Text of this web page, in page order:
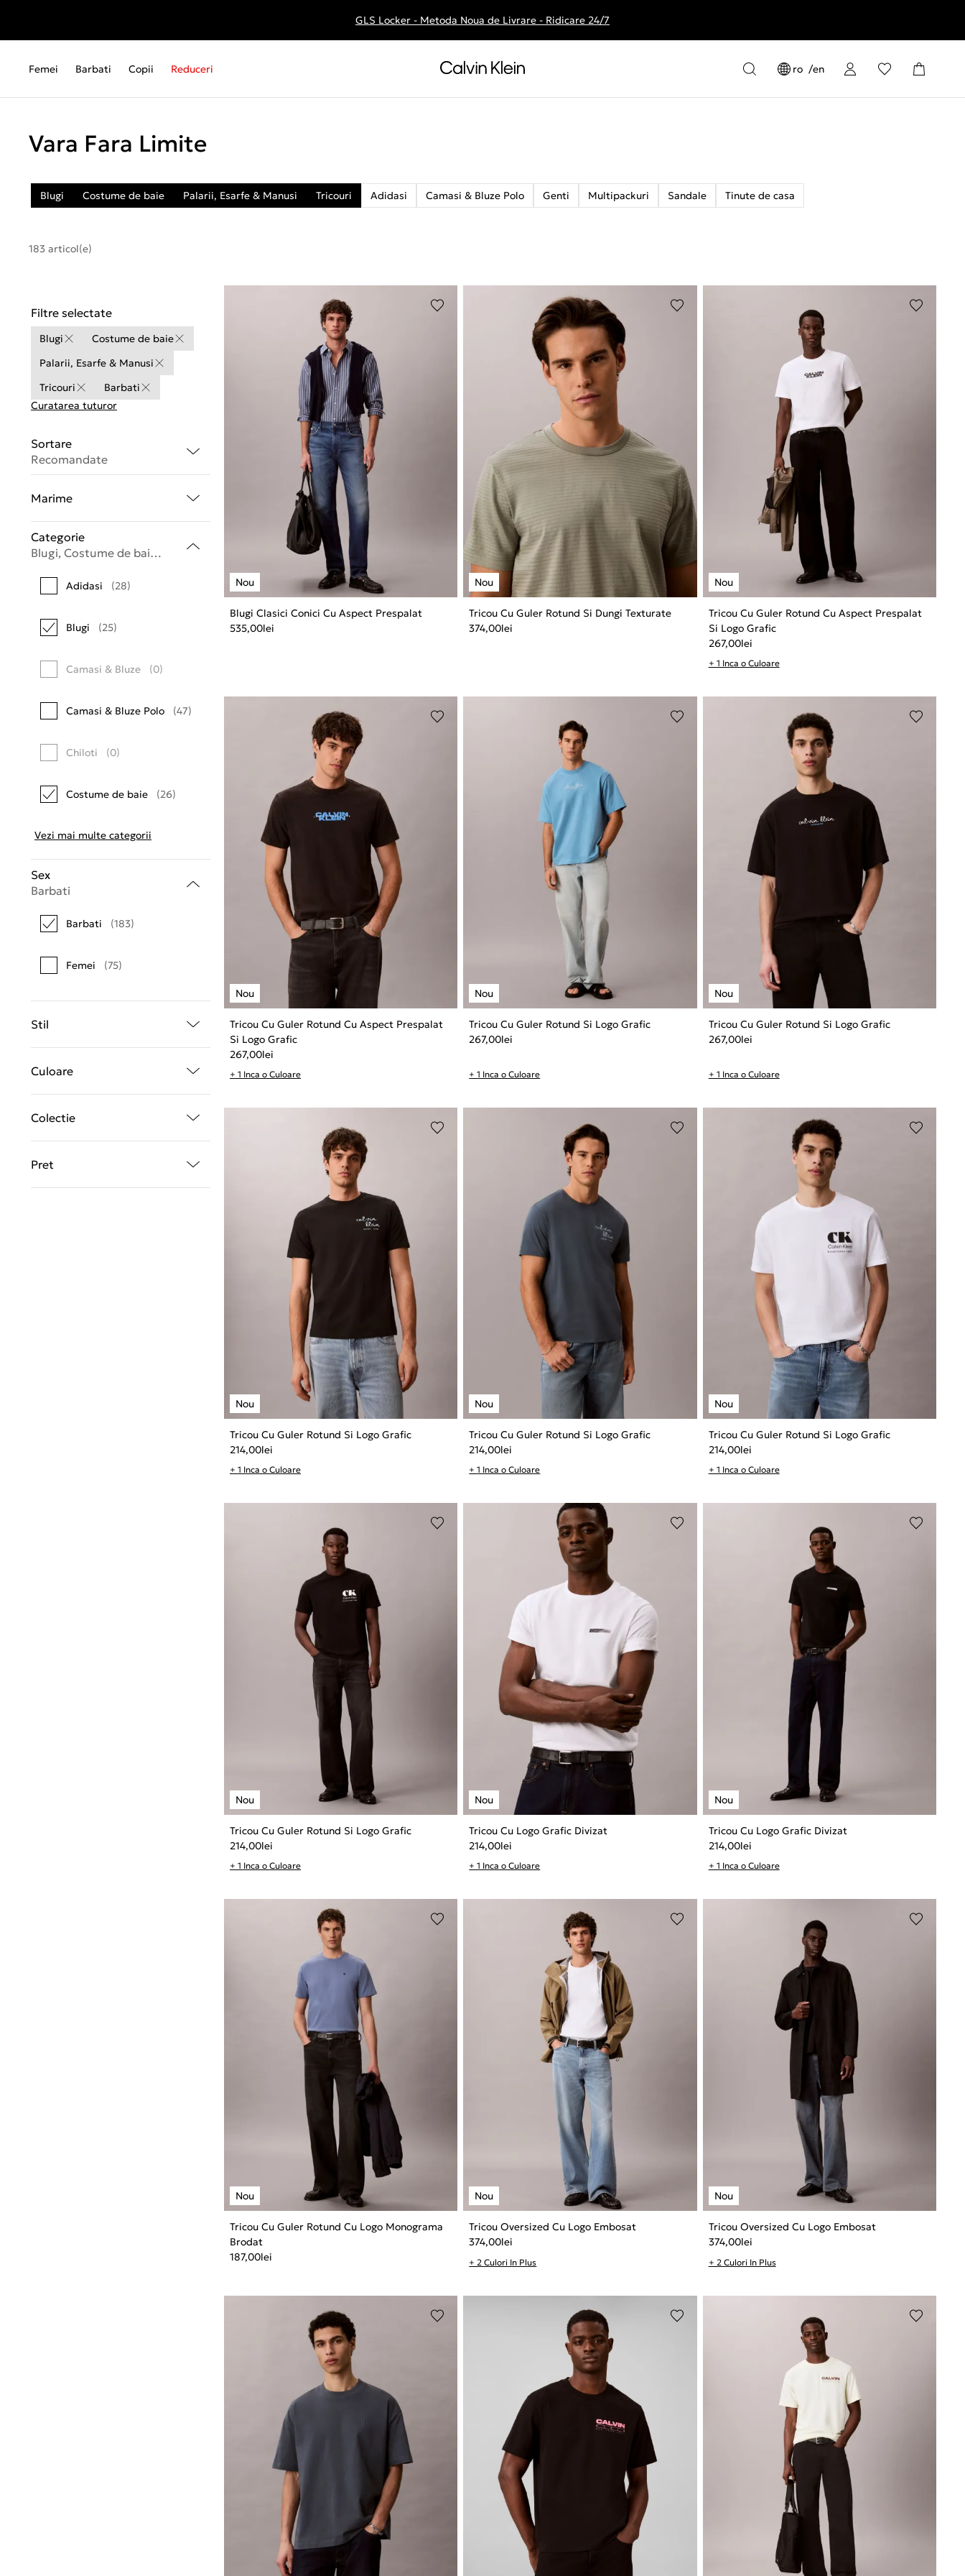
Livrare gratuita la comenzile de peste 250 RON
GLS Locker - Metoda Noua de Livrare - Ridicare 24/7
Femei Barbati Copii Reduceri ro en
Vara Fara Limite
Blugi Costume de baie Palarii, Esarfe & Manusi Tricouri Adidasi Camasi & Bluze Polo Genti Multipackuri Sandale Tinute de casa
183 articol(e)
Filtre selectate
Blugi
Costume de baie
Palarii, Esarfe & Manusi
Tricouri
Barbati
Curatarea tuturor
Sortare
Recomandate
Marime
Categorie
Blugi, Costume de baie, Palarii, Esarfe & Manusi, Tricouri
Adidasi (28)
Blugi (25)
Camasi & Bluze (0)
Camasi & Bluze Polo (47)
Chiloti (0)
Costume de baie (26)
Vezi mai multe categorii
Sex
Barbati
Barbati (183)
Femei (75)
Stil
Culoare
Colectie
Pret
Blugi Clasici Conici Cu Aspect Prespalat
535,00lei
Tricou Cu Guler Rotund Si Dungi Texturate
374,00lei
Tricou Cu Guler Rotund Cu Aspect Prespalat
Si Logo Grafic
267,00lei
+ 1 Inca o Culoare
Tricou Cu Guler Rotund Cu Aspect Prespalat
Si Logo Grafic
267,00lei
+ 1 Inca o Culoare
Tricou Cu Guler Rotund Si Logo Grafic
267,00lei
+ 1 Inca o Culoare
Tricou Cu Guler Rotund Si Logo Grafic
267,00lei
+ 1 Inca o Culoare
Tricou Cu Guler Rotund Si Logo Grafic
214,00lei
+ 1 Inca o Culoare
Tricou Cu Guler Rotund Si Logo Grafic
214,00lei
+ 1 Inca o Culoare
Tricou Cu Guler Rotund Si Logo Grafic
214,00lei
+ 1 Inca o Culoare
Tricou Cu Guler Rotund Si Logo Grafic
214,00lei
+ 1 Inca o Culoare
Tricou Cu Logo Grafic Divizat
214,00lei
+ 1 Inca o Culoare
Tricou Cu Logo Grafic Divizat
214,00lei
+ 1 Inca o Culoare
Tricou Cu Guler Rotund Cu Logo Monograma
Brodat
187,00lei
Tricou Oversized Cu Logo Embosat
374,00lei
+ 2 Culori In Plus
Tricou Oversized Cu Logo Embosat
374,00lei
+ 2 Culori In Plus